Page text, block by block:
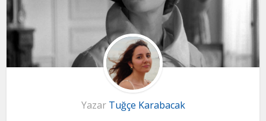
Yazar Tuğçe Karabacak